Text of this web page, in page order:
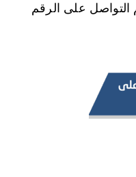
التواصل على الرقم